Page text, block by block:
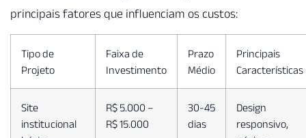
principais fatores que influenciam os custos:
Tipo de
Projeto
Faixa de
Investimento
Prazo
Médio
Principais
Características
Site
institucional
R$ 5.000 –
R$ 15.000
30-45
dias
Design
responsivo,